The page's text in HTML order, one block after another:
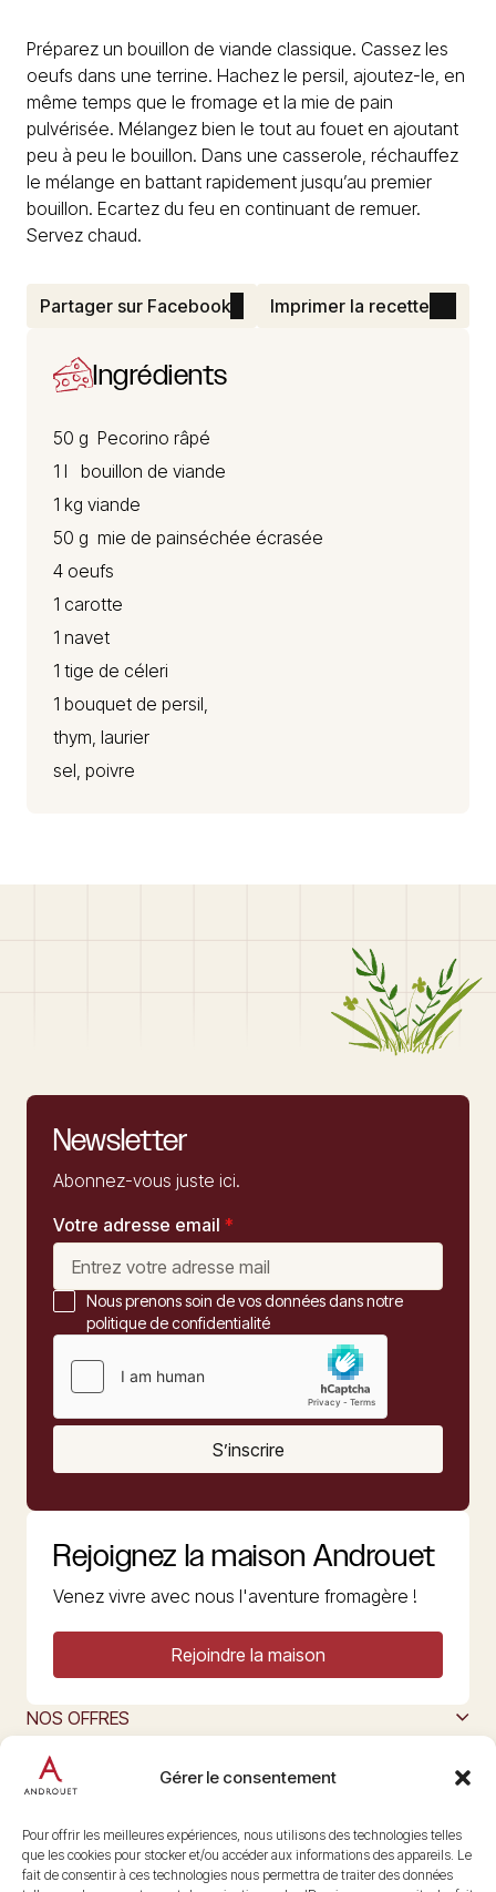
Gérer le consentement
Pour offrir les meilleures expériences, nous utilisons des technologies telles
que les cookies pour stocker et/ou accéder aux informations des appareils. Le
fait de consentir à ces technologies nous permettra de traiter des données
Préparez un bouillon de viande classique. Cassez les
oeufs dans une terrine. Hachez le persil, ajoutez-le, en
même temps que le fromage et la mie de pain
pulvérisée. Mélangez bien le tout au fouet en ajoutant
peu à peu le bouillon. Dans une casserole, réchauffez
le mélange en battant rapidement jusqu’au premier
bouillon. Ecartez du feu en continuant de remuer.
Servez chaud.
Partager sur Facebook Imprimer la recette
Ingrédients
50 g Pecorino râpé
1 l bouillon de viande
1 kg viande
50 g mie de painséchée écrasée
4 oeufs
1 carotte
1 navet
1 tige de céleri
1 bouquet de persil,
thym, laurier
sel, poivre
Newsletter
Abonnez-vous juste ici.
Votre adresse email *
Nous prenons soin de vos données dans notre
politique de confidentialité
S’inscrire
Rejoignez la maison Androuet
Venez vivre avec nous l'aventure fromagère !
Rejoindre la maison
NOS OFFRES
L’ART DU FROMAGE
Nous suivre
@maisonandrouet